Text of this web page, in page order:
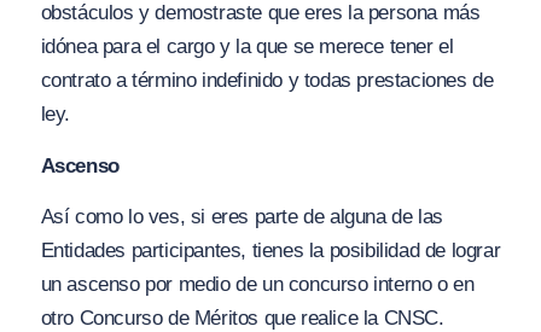
obstáculos y demostraste que eres la persona más
idónea para el cargo y la que se merece tener el
contrato a término indefinido y todas prestaciones de
ley.
Ascenso
Así como lo ves, si eres parte de alguna de las
Entidades participantes, tienes la posibilidad de lograr
un ascenso por medio de un concurso interno o en
otro Concurso de Méritos que realice la CNSC.